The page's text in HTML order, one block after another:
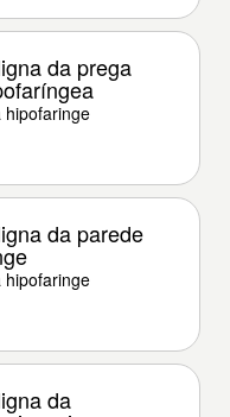
da prega
hipofaringe
da parede
hipofaringe
da